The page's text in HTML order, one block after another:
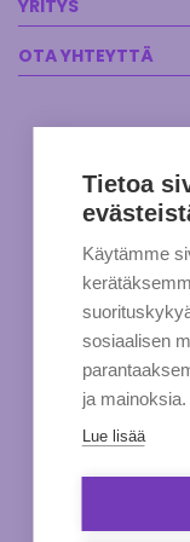
YRITYS
OTA YHTEYTTÄ
Tietoa
Käytämme
sosiaalisen
ja mainoksia.
Lue lisää